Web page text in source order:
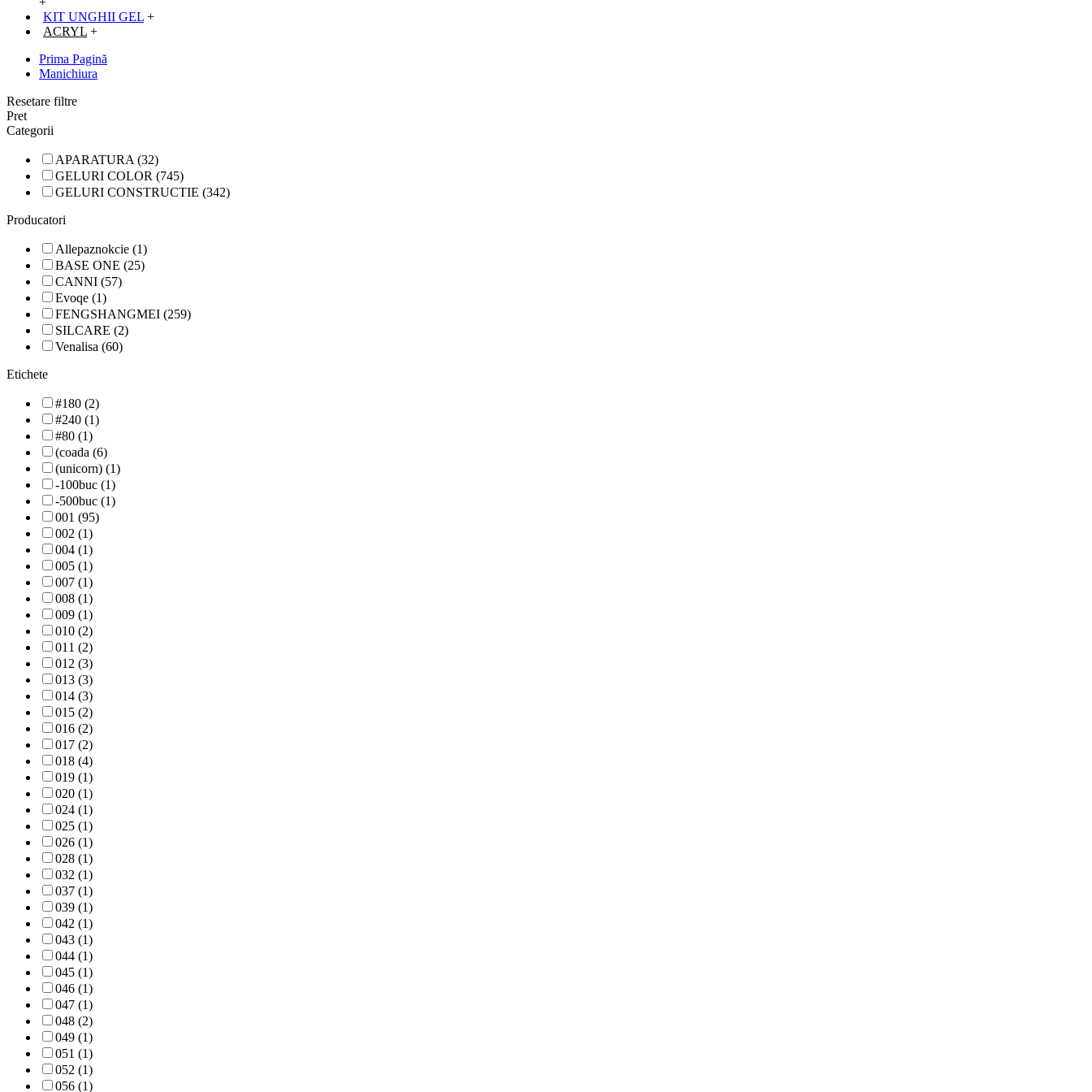
KIT UNGHII GEL +
ACRYL +
Prima Pagină
Manichiura
Resetare filtre
Pret
Categorii
APARATURA (32)
GELURI COLOR (745)
GELURI CONSTRUCTIE (342)
Producatori
Allepaznokcie (1)
BASE ONE (25)
CANNI (57)
Evoqe (1)
FENGSHANGMEI (259)
SILCARE (2)
Venalisa (60)
Etichete
#180 (2)
#240 (1)
#80 (1)
(coada (6)
(unicorn) (1)
-100buc (1)
-500buc (1)
001 (95)
002 (1)
004 (1)
005 (1)
007 (1)
008 (1)
009 (1)
010 (2)
011 (2)
012 (3)
013 (3)
014 (3)
015 (2)
016 (2)
017 (2)
018 (4)
019 (1)
020 (1)
024 (1)
025 (1)
026 (1)
028 (1)
032 (1)
037 (1)
039 (1)
042 (1)
043 (1)
044 (1)
045 (1)
046 (1)
047 (1)
048 (2)
049 (1)
051 (1)
052 (1)
056 (1)